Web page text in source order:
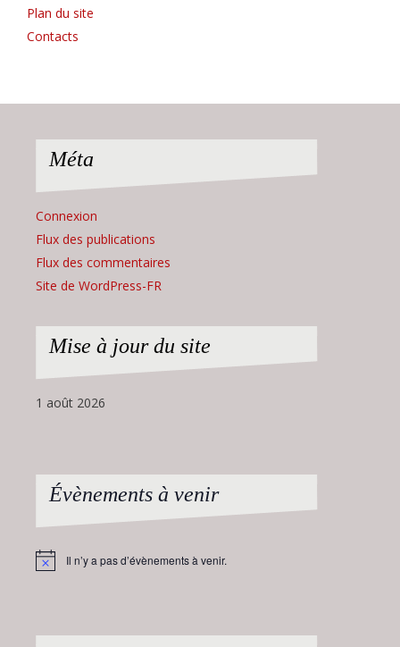
Plan du site
Contacts
Méta
Connexion
Flux des publications
Flux des commentaires
Site de WordPress-FR
Mise à jour du site
1 août 2026
Évènements à venir
Notice Il n’y a pas d’évènements à venir.